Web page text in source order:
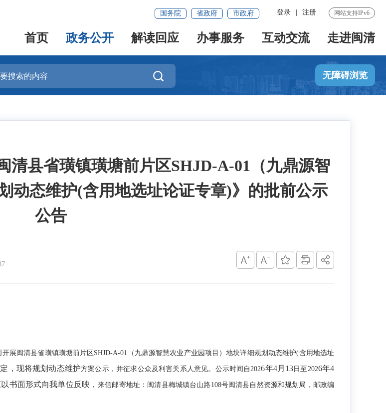
网站支持IPv6
登录 注册
国务院 省政府 市政府
首页 政务公开 解读回应 办事服务 互动交流 走进闽清
 无障碍浏览
清县省璜镇璜塘前片区SHJD-A-01（九鼎源智
动态维护(含用地选址论证专章)》的批前公示
公告
开展闽清县省璜镇璜塘前片区 SHJD-A-01 （九鼎源智慧农业产业园项目）地块详细规划动态维护(含用地选址
，现将规划动态维护方案公示，并征求公众及利害关系人意见。公示时间自2026年4月13 日至 2026年4
书面形式向我单位反映，来信邮寄地址：闽清县梅城镇台山路 108号闽清县自然资源和规划局，邮政编